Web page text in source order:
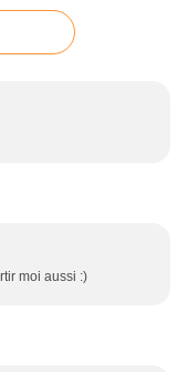
moi aussi :)